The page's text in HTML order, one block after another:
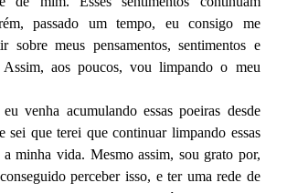
passado um tempo, eu consigo me
sobre meus pensamentos, sentimentos e
Assim, aos poucos, vou limpando o meu
venha acumulando essas poeiras desde
sei que terei que continuar limpando essas
minha vida. Mesmo assim, sou grato por,
perceber isso, e ter uma rede de